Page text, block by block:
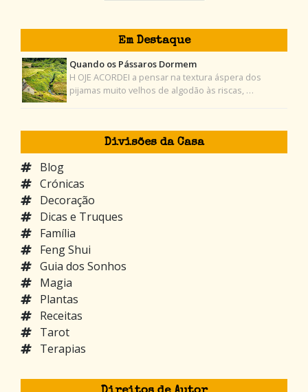
Em Destaque
Quando os Pássaros Dormem
H OJE ACORDEI a pensar na textura áspera dos
pijamas muito velhos de algodão às riscas, …
Divisões da Casa
Blog
Crónicas
Decoração
Dicas e Truques
Família
Feng Shui
Guia dos Sonhos
Magia
Plantas
Receitas
Tarot
Terapias